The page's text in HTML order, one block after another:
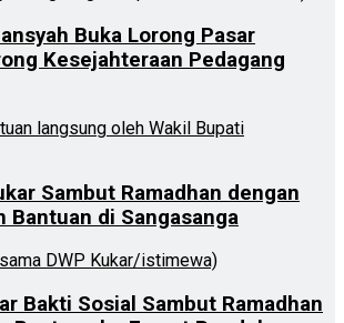
Buka Lorong Pasar
Kesejahteraan Pedagang
Sambut Ramadhan dengan
Bantuan di Sangasanga
Bakti Sosial Sambut Ramadhan